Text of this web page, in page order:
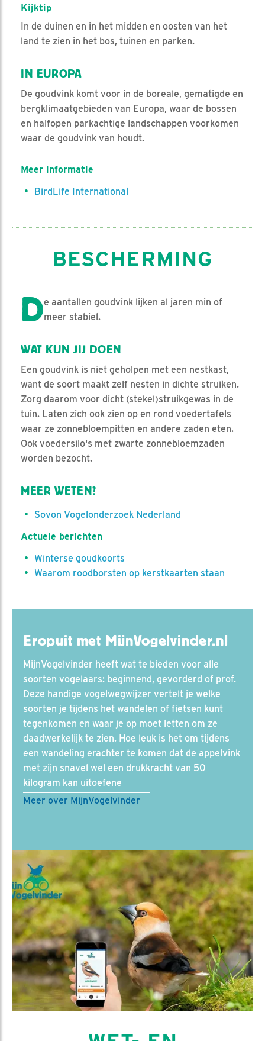
Kijktip
In de duinen en in het midden en oosten van het
land te zien in het bos, tuinen en parken.
IN EUROPA
De goudvink komt voor in de boreale, gematigde en
bergklimaatgebieden van Europa, waar de bossen
en halfopen parkachtige landschappen voorkomen
waar de goudvink van houdt.
Meer informatie
BirdLife International
BESCHERMING
De aantallen goudvink lijken al jaren min of
meer stabiel.
WAT KUN JIJ DOEN
Een goudvink is niet geholpen met een nestkast,
want de soort maakt zelf nesten in dichte struiken.
Zorg daarom voor dicht (stekel)struikgewas in de
tuin. Laten zich ook zien op en rond voedertafels
waar ze zonnebloempitten en andere zaden eten.
Ook voedersilo's met zwarte zonnebloemzaden
worden bezocht.
MEER WETEN?
Sovon Vogelonderzoek Nederland
Actuele berichten
Winterse goudkoorts
Waarom roodborsten op kerstkaarten staan
Eropuit met MijnVogelvinder.nl
MijnVogelvinder heeft wat te bieden voor alle
soorten vogelaars: beginnend, gevorderd of prof.
Deze handige vogelwegwijzer vertelt je welke
soorten je tijdens het wandelen of fietsen kunt
tegenkomen en waar je op moet letten om ze
daadwerkelijk te zien. Hoe leuk is het om tijdens
een wandeling erachter te komen dat de appelvink
met zijn snavel wel een drukkracht van 50
kilogram kan uitoefene
Meer over MijnVogelvinder